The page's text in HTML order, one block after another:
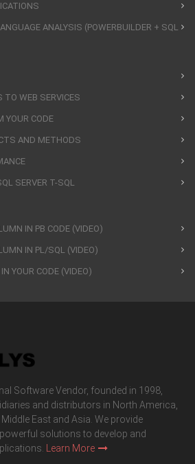
ANALYSIS (POWERBUILDER + SQL
TO WEB SERVICES
YOUR CODE
AND METHODS
SERVER T-SQL
IN PB CODE (VIDEO)
IN PL/SQL (VIDEO)
YOUR CODE (VIDEO)
Software Vendor, founded in 1998,
and distributors in North America,
East and Asia. We provide
solutions to develop and
Learn More